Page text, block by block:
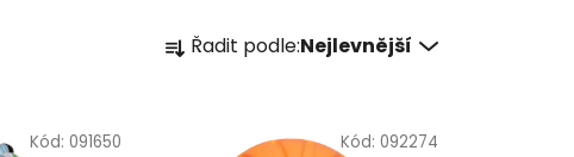
a Řadit podle:Nejlevnější
Kód: 091650 Kód: 092274